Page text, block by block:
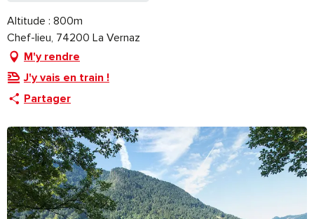
Altitude : 800m
Chef-lieu, 74200 La Vernaz
M'y rendre
J'y vais en train !
Partager